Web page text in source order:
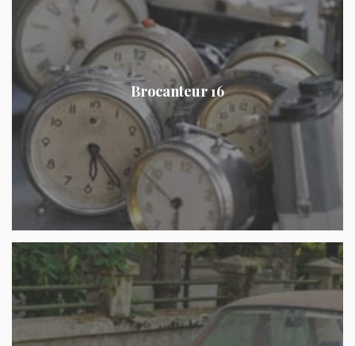
Brocanteur 16